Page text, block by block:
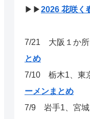
▶▶2026 花咲く
7/21 大阪１か所
とめ
7/10 栃木1、東
ーメンまとめ
7/9 岩手1、宮城